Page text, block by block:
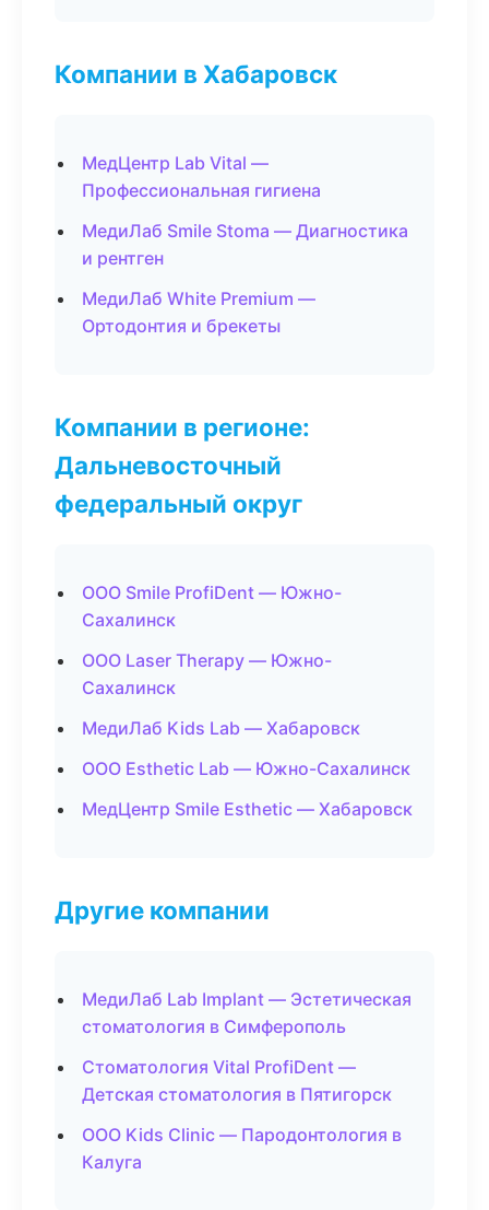
Компании в Хабаровск
МедЦентр Lab Vital —
Профессиональная гигиена
МедиЛаб Smile Stoma — Диагностика
и рентген
МедиЛаб White Premium —
Ортодонтия и брекеты
Компании в регионе:
Дальневосточный
федеральный округ
ООО Smile ProfiDent — Южно-
Сахалинск
ООО Laser Therapy — Южно-
Сахалинск
МедиЛаб Kids Lab — Хабаровск
ООО Esthetic Lab — Южно-Сахалинск
МедЦентр Smile Esthetic — Хабаровск
Другие компании
МедиЛаб Lab Implant — Эстетическая
стоматология в Симферополь
Стоматология Vital ProfiDent —
Детская стоматология в Пятигорск
ООО Kids Clinic — Пародонтология в
Калуга